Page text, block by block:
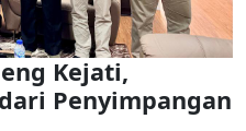
Kejati,
Penyimpangan